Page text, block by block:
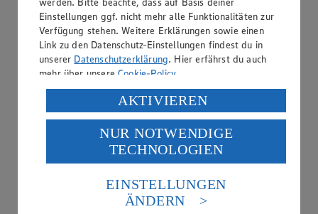
1.00
Festpreis von 1.00€
aus Neuseeland, Klasse I, Stück
Einstellungen ggf. nicht mehr alle Funktionalitäten zur
Verfügung stehen. Weitere Erklärungen sowie einen
Link zu den Datenschutz-Einstellungen findest du in
unserer Datenschutzerklärung. Hier erfährst du auch
mehr über unsereCookie-Policy.
Verarbeitung deiner personenbezogenen Daten in den
USA durch Facebook und YouTube:
Wenn du auf „Aktivieren“ klickst, willigst du im Sinne
des Art. 49 Abs. 1 Satz 1 lit. a) DSGVO ein, dass deine
Daten in den USA verarbeitet werden. Der EuGH sieht
die USA als Land mit einem nach europäischen
Standards nicht angemessenen Datenschutzniveau an.
Es besteht das Risiko eines Zugriffs durch US-
AKTIVIEREN
NUR NOTWENDIGE
TECHNOLOGIEN
EINSTELLUNGEN
ÄNDERN